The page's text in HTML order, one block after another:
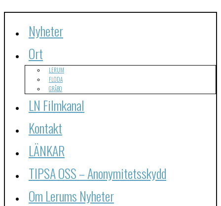
Nyheter
Ort
LERUM
FLODA
GRÅBO
LN Filmkanal
Kontakt
LÄNKAR
TIPSA OSS – Anonymitetsskydd
Om Lerums Nyheter